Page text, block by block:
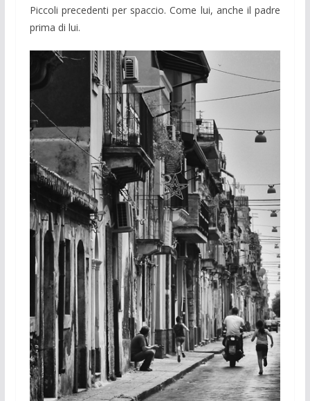
Piccoli precedenti per spaccio. Come lui, anche il padre
prima di lui.